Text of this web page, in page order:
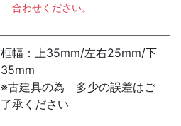
合わせください。
框幅：上35mm/左右25mm/下
35mm
※古建具の為 多少の誤差はご
了承ください